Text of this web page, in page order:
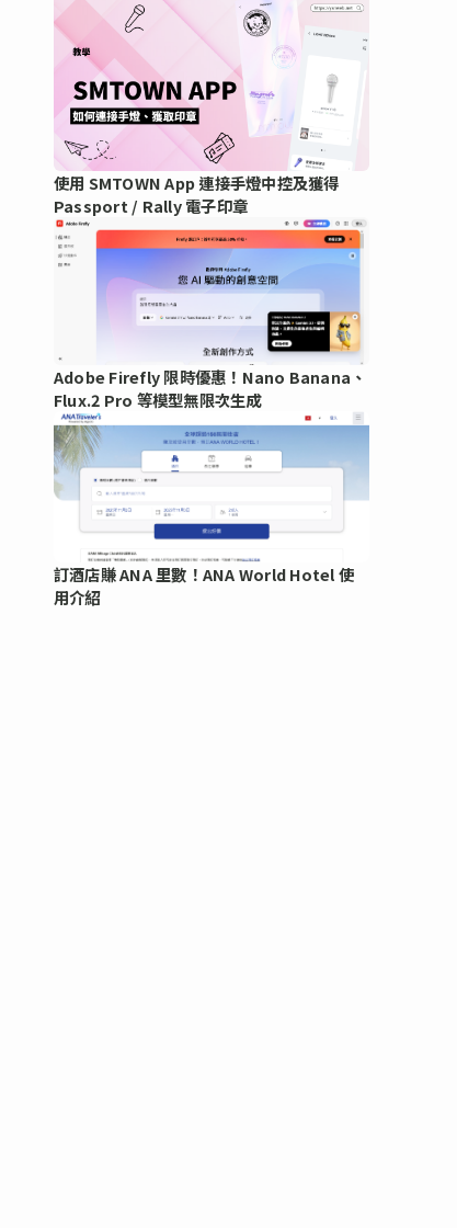
使用 SMTOWN App 連接手燈中控及獲得
Passport / Rally 電子印章
Adobe Firefly 限時優惠！Nano Banana、
Flux.2 Pro 等模型無限次生成
訂酒店賺 ANA 里數！ANA World Hotel 使
用介紹